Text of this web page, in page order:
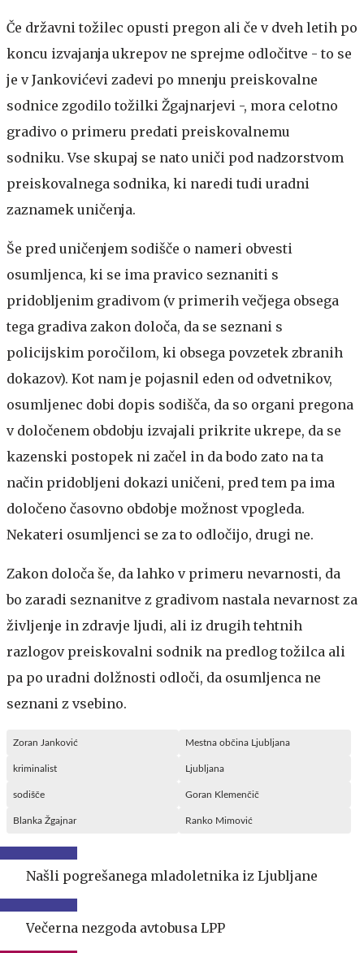
Če državni tožilec opusti pregon ali če v dveh letih po
koncu izvajanja ukrepov ne sprejme odločitve - to se
je v Jankovićevi zadevi po mnenju preiskovalne
sodnice zgodilo tožilki Žgajnarjevi -, mora celotno
gradivo o primeru predati preiskovalnemu
sodniku. Vse skupaj se nato uniči pod nadzorstvom
preiskovalnega sodnika, ki naredi tudi uradni
zaznamek uničenja.
Še pred uničenjem sodišče o nameri obvesti
osumljenca, ki se ima pravico seznaniti s
pridobljenim gradivom (v primerih večjega obsega
tega gradiva zakon določa, da se seznani s
policijskim poročilom, ki obsega povzetek zbranih
dokazov). Kot nam je pojasnil eden od odvetnikov,
osumljenec dobi dopis sodišča, da so organi pregona
v določenem obdobju izvajali prikrite ukrepe, da se
kazenski postopek ni začel in da bodo zato na ta
način pridobljeni dokazi uničeni, pred tem pa ima
določeno časovno obdobje možnost vpogleda.
Nekateri osumljenci se za to odločijo, drugi ne.
Zakon določa še, da lahko v primeru nevarnosti, da
bo zaradi seznanitve z gradivom nastala nevarnost za
življenje in zdravje ljudi, ali iz drugih tehtnih
razlogov preiskovalni sodnik na predlog tožilca ali
pa po uradni dolžnosti odloči, da osumljenca ne
seznani z vsebino.
Zoran Janković Mestna občina Ljubljana
kriminalist Ljubljana
sodišče Goran Klemenčič
Blanka Žgajnar Ranko Mimović
Našli pogrešanega mladoletnika iz Ljubljane
Večerna nezgoda avtobusa LPP